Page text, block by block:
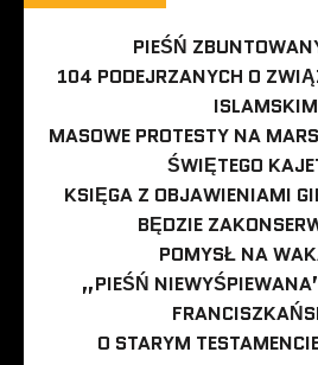
PIEŚŃ
104 PODEJRZANYCH O
ISLAMSKIM
MASOWE PROTESTY NA
ŚWIĘTEGO
KSIĘGA Z OBJAWIENIAMI
BĘDZIE
POMYSŁ NA
„PIEŚŃ
O STARYM